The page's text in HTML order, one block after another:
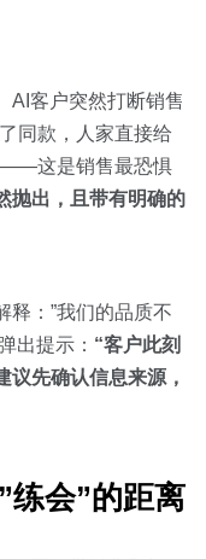
AI客户突然打断销售
同款，人家直接给
这是销售最恐惧
抛出，且带有明确的
释：”我们的品质不
出提示： “客户此刻
议先确认信息来源，
练会”的距离